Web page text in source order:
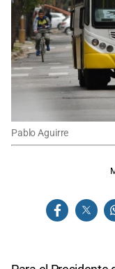
Pablo Aguirre